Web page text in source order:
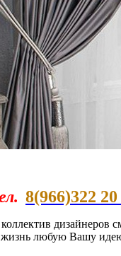
8(966)322 20
дизайнеров
жизнь любую Вашу